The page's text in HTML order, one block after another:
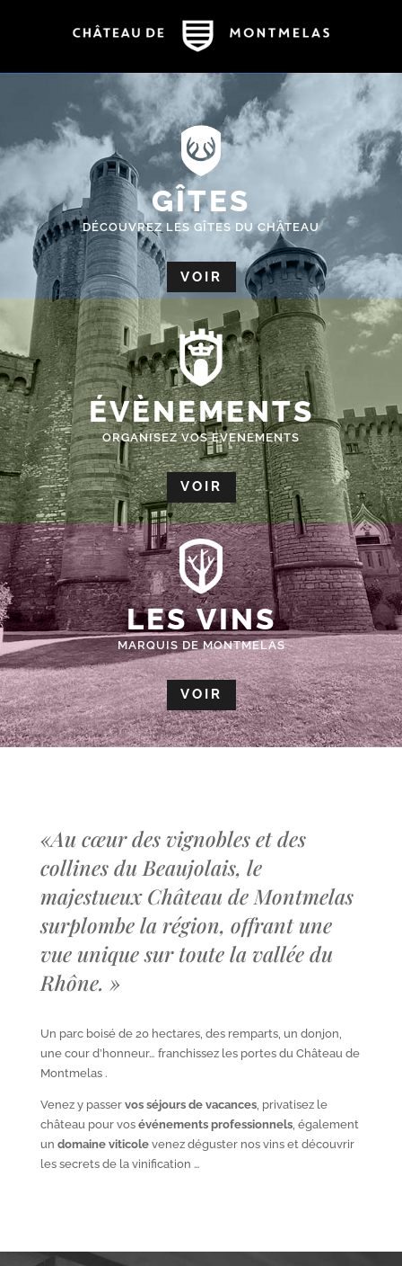
GÎTES
DÉCOUVREZ LES GÎTES DU CHÂTEAU
VOIR
ÉVÈNEMENTS
ORGANISEZ VOS EVENEMENTS
VOIR
LES VINS
MARQUIS DE MONTMELAS
VOIR
«Au cœur des vignobles et des
collines du Beaujolais, le
majestueux Château de Montmelas
surplombe la région, offrant une
vue unique sur toute la vallée du
Rhône. »
Un parc boisé de 20 hectares, des remparts, un donjon,
une cour d’honneur… franchissez les portes du Château de
Montmelas .
Venez y passer vos séjours de vacances, privatisez le
château pour vos événements professionnels, également
un domaine viticolevenez déguster nos vins et découvrir
les secrets de la vinification …